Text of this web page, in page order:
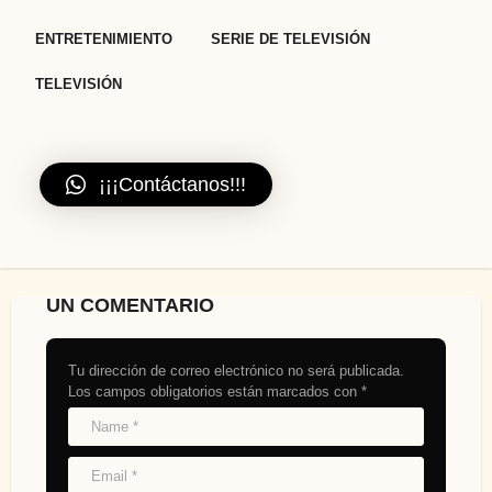
ENTRETENIMIENTO SERIE DE TELEVISIÓN
TELEVISIÓN
¡¡¡Contáctanos!!!
UN COMENTARIO
Tu dirección de correo electrónico no será publicada.
Los campos obligatorios están marcados con *